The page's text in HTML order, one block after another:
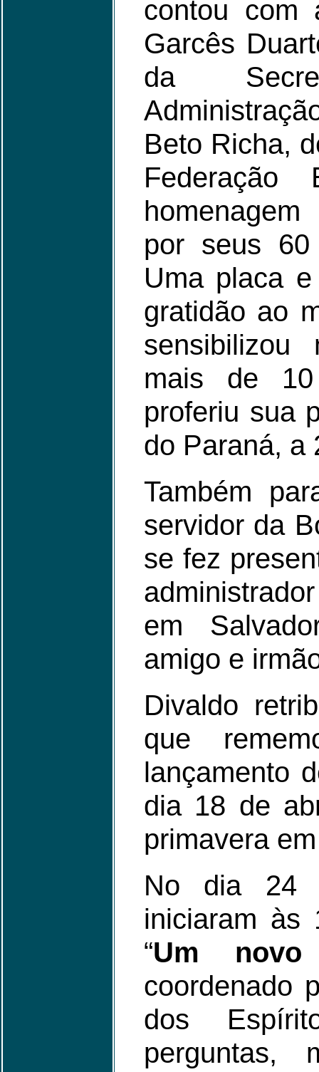
contou com
Garcês
da
Beto Richa,
por seus
Uma placa
gratidão ao
mais de
proferiu sua
do Paraná, a
Também
servidor da
se fez
em
amigo e
Divaldo
que
lançamento
dia 18 de
primavera
No dia 24
iniciaram às
“Um
coordenado
dos